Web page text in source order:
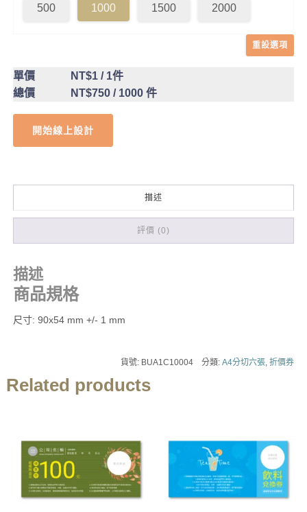
500 1000 1500 2000
重設選項
單價 NT$1/ 1件
總價
NT$750/ 1000 件
開始線上設計
描述
評價 (0)
描述
商品規格
尺寸: 90x54 mm +/- 1 mm
貨號: BUA1C10004 分類:A4分切六張,折價券
Related products